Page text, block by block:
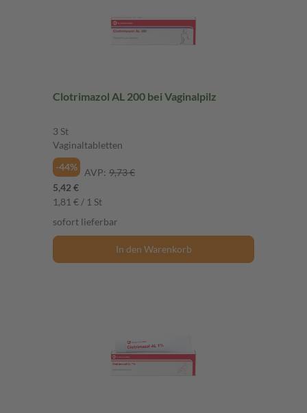
Clotrimazol AL 200 bei Vaginalpilz
3 St
Vaginaltabletten
-44%
AVP: 9,73 €
5,42 €
1,81 € / 1 St
sofort lieferbar
In den Warenkorb